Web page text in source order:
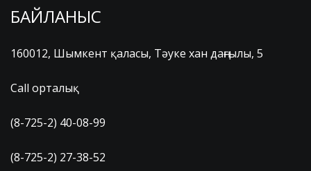
БАЙЛАНЫС
160012, Шымкент қаласы, Тәуке хан даңғылы, 5
Call орталық
(8-725-2) 40-08-99
(8-725-2) 27-38-52